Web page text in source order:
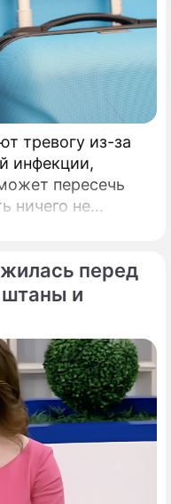
тревогу из-за
инфекции,
пересечь
ничего не
неизлечимый
перед
штаны и